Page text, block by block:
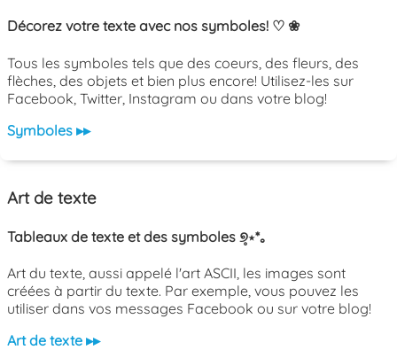
Décorez votre texte avec nos symboles! ♡ ❀
Tous les symboles tels que des coeurs, des fleurs, des
flèches, des objets et bien plus encore! Utilisez-les sur
Facebook, Twitter, Instagram ou dans votre blog!
Symboles ▸▸
Art de texte
Tableaux de texte et des symboles ୭̥⋆*｡
Art du texte, aussi appelé l'art ASCII, les images sont
créées à partir du texte. Par exemple, vous pouvez les
utiliser dans vos messages Facebook ou sur votre blog!
Art de texte ▸▸